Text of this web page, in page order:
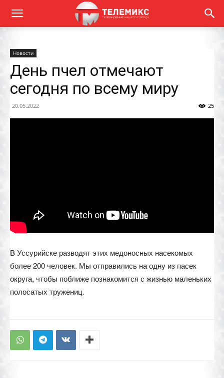
Новости
День пчел отмечают
сегодня по всему миру
20.05.2022 25
В Уссурийске разводят этих медоносных насекомых
более 200 человек. Мы отправились на одну из пасек
округа, чтобы поближе познакомится с жизнью маленьких
полосатых тружениц.